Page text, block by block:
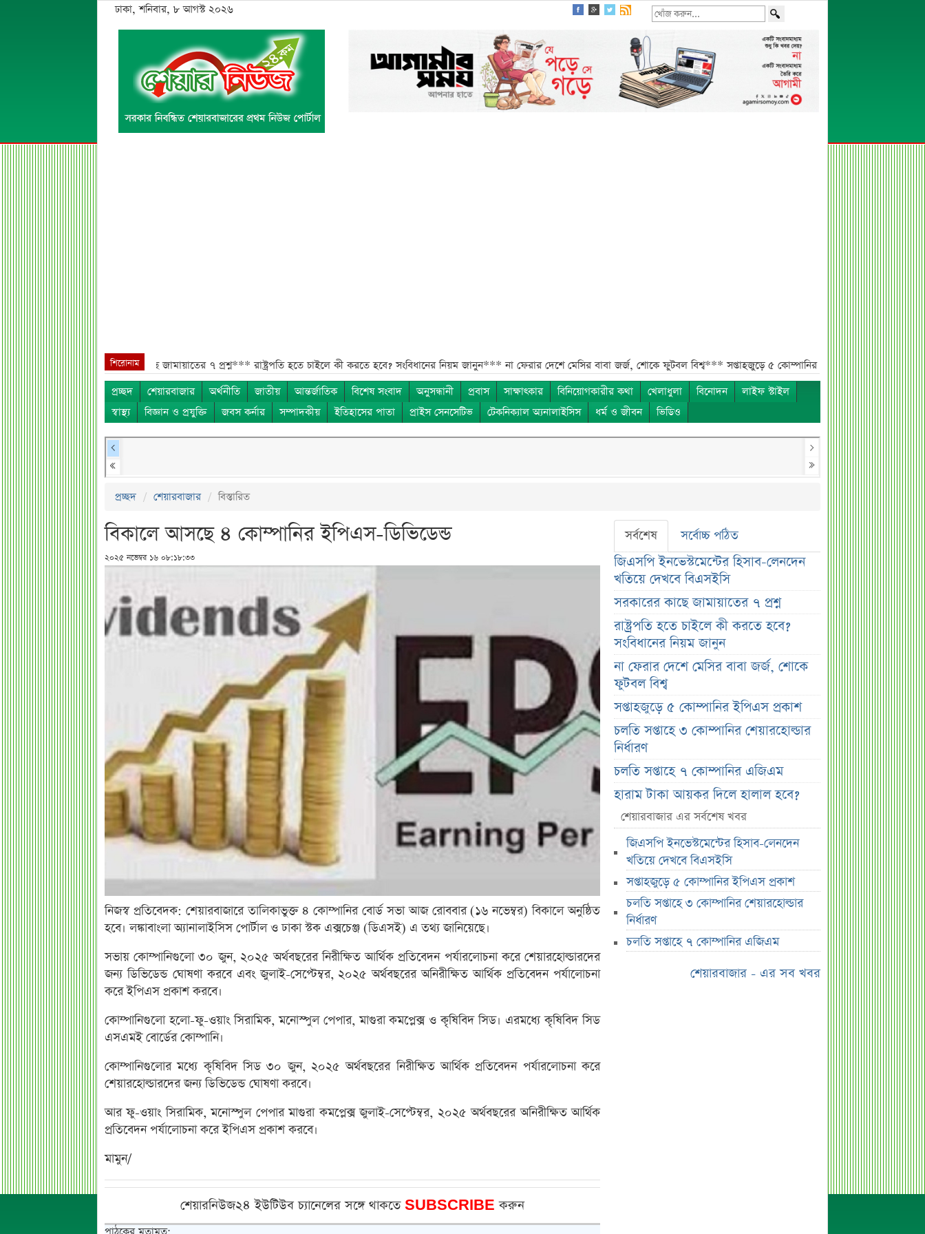
ঢাকা, শনিবার, ৮ আগস্ট ২০২৬
শিরোনাম
সরকারের কাছে জামায়াতের ৭ প্রশ্ন*** রাষ্ট্রপতি হতে চাইলে কী করতে হবে? সংবিধানের নিয়ম জানুন*** না ফেরার দেশে মেসির বাবা জর্জ, শোকে ফুটবল বিশ্ব*** সপ্তাহজুড়ে ৫ কোম্পানির ইপিএস প্রকাশ***
প্রচ্ছদ
শেয়ারবাজার অর্থনীতি জাতীয় আন্তর্জাতিক বিশেষ সংবাদ অনুসন্ধানী প্রবাস সাক্ষাৎকার বিনিয়োগকারীর কথা খেলাধুলা বিনোদন
লাইফ স্টাইল
স্বাস্থ্য
বিজ্ঞান ও প্রযুক্তি জবস কর্নার সম্পাদকীয় ইতিহাসের পাতা প্রাইস সেনসেটিভ টেকনিক্যাল অ্যনালাইসিস ধর্ম ও জীবন ভিডিও
প্রচ্ছদ শেয়ারবাজার বিস্তারিত
বিকালে আসছে ৪ কোম্পানির ইপিএস-ডিভিডেন্ড
২০২৫ নভেম্বর ১৬ ০৮:১৮:৩৩
নিজস্ব প্রতিবেদক: শেয়ারবাজারে তালিকাভুক্ত ৪ কোম্পানির বোর্ড সভা আজ রোববার (১৬ নভেম্বর) বিকালে অনুষ্ঠিত
হবে। লঙ্কাবাংলা অ্যানালাইসিস পোর্টাল ও ঢাকা স্টক এক্সচেঞ্জ (ডিএসই) এ তথ্য জানিয়েছে।
সভায় কোম্পানিগুলো ৩০ জুন, ২০২৫ অর্থবছরের নিরীক্ষিত আর্থিক প্রতিবেদন পর্যারলোচনা করে শেয়ারহোল্ডারদের
জন্য ডিভিডেন্ড ঘোষণা করবে এবং জুলাই-সেপ্টেম্বর, ২০২৫ অর্থবছরের অনিরীক্ষিত আর্থিক প্রতিবেদন পর্যালোচনা
করে ইপিএস প্রকাশ করবে।
কোম্পানিগুলো হলো-ফু-ওয়াং সিরামিক, মনোস্পুল পেপার, মাগুরা কমপ্লেক্স ও কৃষিবিদ সিড। এরমধ্যে কৃষিবিদ সিড
এসএমই বোর্ডের কোম্পানি।
কোম্পানিগুলোর মধ্যে কৃষিবিদ সিড ৩০ জুন, ২০২৫ অর্থবছরের নিরীক্ষিত আর্থিক প্রতিবেদন পর্যারলোচনা করে
শেয়ারহোল্ডারদের জন্য ডিভিডেন্ড ঘোষণা করবে।
আর ফু-ওয়াং সিরামিক, মনোস্পুল পেপার মাগুরা কমপ্লেক্স জুলাই-সেপ্টেম্বর, ২০২৫ অর্থবছরের অনিরীক্ষিত আর্থিক
প্রতিবেদন পর্যালোচনা করে ইপিএস প্রকাশ করবে।
মামুন/
শেয়ারনিউজ২৪ ইউটিউব চ্যানেলের সঙ্গে থাকতে SUBSCRIBEকরুন
সর্বশেষ সর্বোচ্চ পঠিত
জিএসপি ইনভেস্টমেন্টের হিসাব-লেনদেন
খতিয়ে দেখবে বিএসইসি
সরকারের কাছে জামায়াতের ৭ প্রশ্ন
রাষ্ট্রপতি হতে চাইলে কী করতে হবে?
সংবিধানের নিয়ম জানুন
না ফেরার দেশে মেসির বাবা জর্জ, শোকে
ফুটবল বিশ্ব
সপ্তাহজুড়ে ৫ কোম্পানির ইপিএস প্রকাশ
চলতি সপ্তাহে ৩ কোম্পানির শেয়ারহোল্ডার
নির্ধারণ
চলতি সপ্তাহে ৭ কোম্পানির এজিএম
হারাম টাকা আয়কর দিলে হালাল হবে?
চাঁদাবাজির অর্থ নিয়ে পরিষ্কার ব্যাখ্যা
র‌্যাব বিলুপ্ত করে আসছে এসআরবি, খসড়া
আইনে যা থাকছে
চাঁদের ছায়ায় ঢেকে যাবে সূর্য, কবে ও
কোথায় দেখা যাবে বিরল দৃশ্য
জুলাই জাদুঘরের অব্যবস্থাপনা নিয়ে ক্ষুব্ধ
ফারুকী, দিলেন বড় পরামর্শ
স্বর্ণের দামে বড় কাটছাঁট, নতুন দর
শেয়ারবাজার এর সর্বশেষ খবর
জিএসপি ইনভেস্টমেন্টের হিসাব-লেনদেন
খতিয়ে দেখবে বিএসইসি
সপ্তাহজুড়ে ৫ কোম্পানির ইপিএস প্রকাশ
চলতি সপ্তাহে ৩ কোম্পানির শেয়ারহোল্ডার
নির্ধারণ
চলতি সপ্তাহে ৭ কোম্পানির এজিএম
শেয়ারবাজার - এর সব খবর